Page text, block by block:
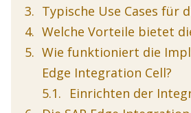
Typische Use Cases für
Welche Vorteile bietet
Wie funktioniert die
Edge Integration Cell?
Einrichten der